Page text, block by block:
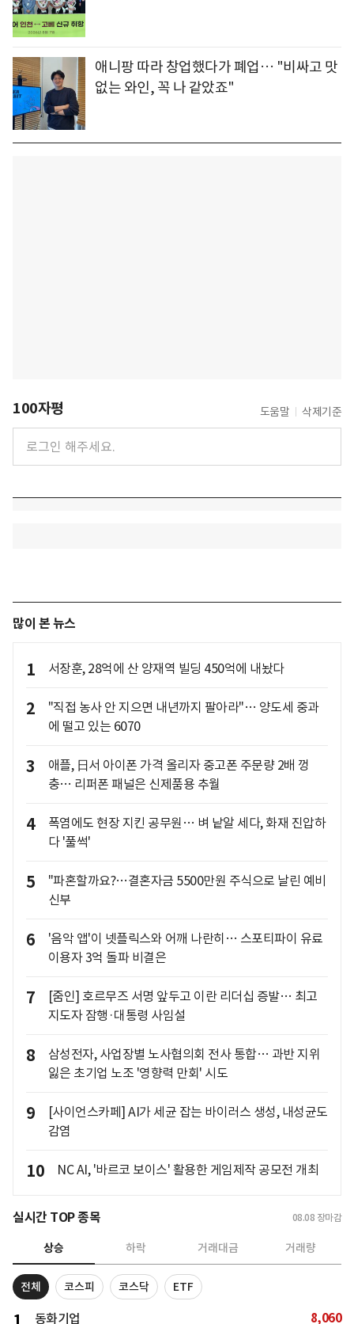
애니팡 따라 창업했다가 폐업… "비싸고 맛
없는 와인, 꼭 나 같았죠"
100자평 도움말 삭제기준
많이 본 뉴스
1 서장훈, 28억에 산 양재역 빌딩 450억에 내놨다
2
"직접 농사 안 지으면 내년까지 팔아라"… 양도세 중과
에 떨고 있는 6070
3
애플, 日서 아이폰 가격 올리자 중고폰 주문량 2배 껑
충… 리퍼폰 패널은 신제품용 추월
4
폭염에도 현장 지킨 공무원… 벼 낱알 세다, 화재 진압하
다 '풀썩'
5
"파혼할까요?…결혼자금 5500만원 주식으로 날린 예비
신부
6
'음악 앱'이 넷플릭스와 어깨 나란히… 스포티파이 유료
이용자 3억 돌파 비결은
7
[줌인] 호르무즈 서명 앞두고 이란 리더십 증발… 최고
지도자 잠행·대통령 사임설
8
삼성전자, 사업장별 노사협의회 전사 통합… 과반 지위
잃은 초기업 노조 '영향력 만회' 시도
9
[사이언스카페] AI가 세균 잡는 바이러스 생성, 내성균도
감염
10 NC AI, '바르코 보이스' 활용한 게임제작 공모전 개최
실시간 TOP 종목 08.08 장마감
상승 하락 거래대금 거래량
전체 코스피 코스닥 ETF
동화기업 8,060